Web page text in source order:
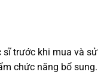
sĩ trước khi mua và sử
chức năng bổ sung.